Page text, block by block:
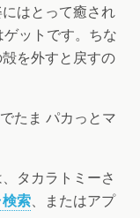
はとって癒され
ットです。ちな
を外すと戻すの
たま パカっとマ
タカラトミーさ
索、またはアプ